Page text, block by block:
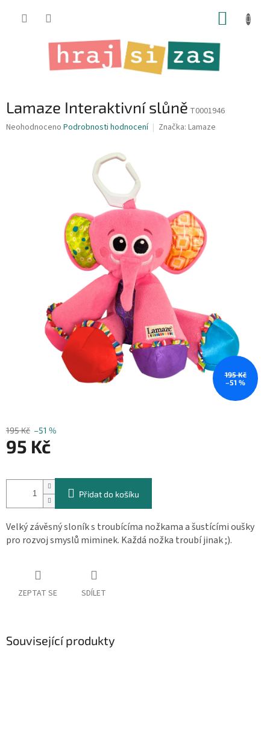
Lamaze Interaktivní slůně T0001946
Průměrné
Neohodnoceno Podrobnosti hodnocení Značka: Lamaze
195 Kč
–51 %
195 Kč –51 %
95 Kč
cena:
Přidat do košíku
Velký závěsný sloník s troubícíma nožkama a šustícími oušky
pro rozvoj smyslů miminek. Každá nožka troubí jinak ;).
ZEPTAT SE SDÍLET
Související produkty